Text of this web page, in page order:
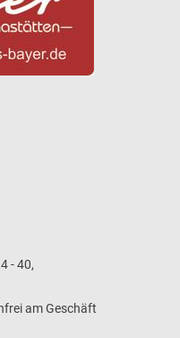
- 40,
am Geschäft